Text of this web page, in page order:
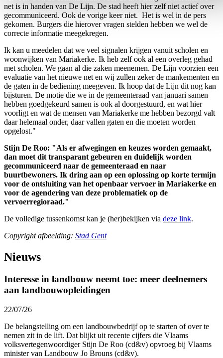
net is in handen van De Lijn. De stad heeft hier zelf niet actief over
gecommuniceerd. Ook de vorige keer niet. Het is wel in de pers
gekomen. Burgers die hierover vragen stelden hebben we wel de
correcte informatie meegekregen.
Ik kan u meedelen dat we veel signalen krijgen vanuit scholen en
woonwijken van Mariakerke. Ik heb zelf ook al een overleg gehad
met scholen. We gaan al die zaken meenemen. De Lijn voorzien een
evaluatie van het nieuwe net en wij zullen zeker de mankementen en
de gaten in de bediening meegeven. Ik hoop dat de Lijn dit nog kan
bijsturen. De motie die we in de gemeenteraad van januari samen
hebben goedgekeurd samen is ook al doorgestuurd, en wat hier
voorligt en wat de mensen van Mariakerke me hebben bezorgd valt
daar helemaal onder, daar vallen gaten en die moeten worden
opgelost."
Stijn De Roo: "Als er afwegingen en keuzes worden gemaakt,
dan moet dit transparant gebeuren en duidelijk worden
gecommuniceerd naar de gemeenteraad en naar
buurtbewoners. Ik dring aan op een oplossing op korte termijn
voor de ontsluiting van het openbaar vervoer in Mariakerke en
voor de agendering van deze problematiek op de
vervoerregioraad."
De volledige tussenkomst kan je (her)bekijken via deze link.
Copyright afbeelding: Stad Gent
Nieuws
Interesse in landbouw neemt toe: meer deelnemers
aan landbouwopleidingen
22/07/26
De belangstelling om een landbouwbedrijf op te starten of over te
nemen zit in de lift. Dat blijkt uit recente cijfers die Vlaams
volksvertegenwoordiger Stijn De Roo (cd&v) opvroeg bij Vlaams
minister van Landbouw Jo Brouns (cd&v).